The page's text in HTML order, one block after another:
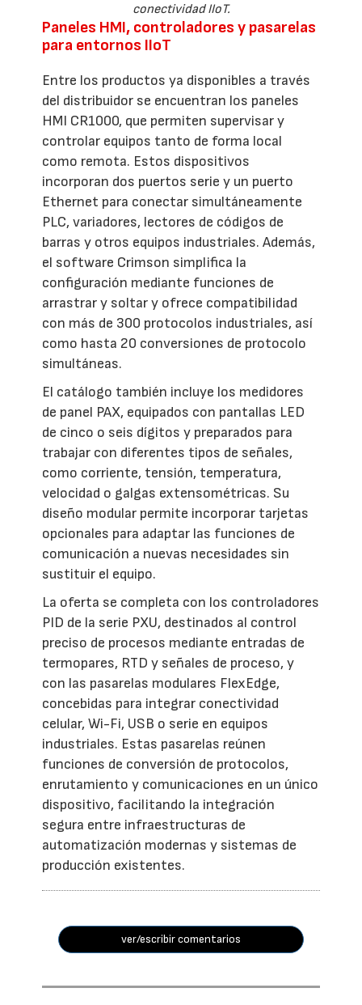
conectividad IIoT.
Paneles HMI, controladores y pasarelas
para entornos IIoT
Entre los productos ya disponibles a través
del distribuidor se encuentran los paneles
HMI CR1000, que permiten supervisar y
controlar equipos tanto de forma local
como remota. Estos dispositivos
incorporan dos puertos serie y un puerto
Ethernet para conectar simultáneamente
PLC, variadores, lectores de códigos de
barras y otros equipos industriales. Además,
el software Crimson simplifica la
configuración mediante funciones de
arrastrar y soltar y ofrece compatibilidad
con más de 300 protocolos industriales, así
como hasta 20 conversiones de protocolo
simultáneas.
El catálogo también incluye los medidores
de panel PAX, equipados con pantallas LED
de cinco o seis dígitos y preparados para
trabajar con diferentes tipos de señales,
como corriente, tensión, temperatura,
velocidad o galgas extensométricas. Su
diseño modular permite incorporar tarjetas
opcionales para adaptar las funciones de
comunicación a nuevas necesidades sin
sustituir el equipo.
La oferta se completa con los controladores
PID de la serie PXU, destinados al control
preciso de procesos mediante entradas de
termopares, RTD y señales de proceso, y
con las pasarelas modulares FlexEdge,
concebidas para integrar conectividad
celular, Wi-Fi, USB o serie en equipos
industriales. Estas pasarelas reúnen
funciones de conversión de protocolos,
enrutamiento y comunicaciones en un único
dispositivo, facilitando la integración
segura entre infraestructuras de
automatización modernas y sistemas de
producción existentes.
ver/escribir comentarios